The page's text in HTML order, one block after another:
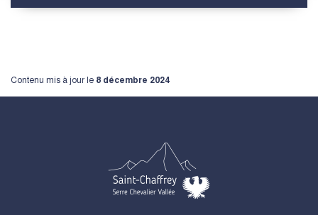
Contenu mis à jour le 8 décembre 2024